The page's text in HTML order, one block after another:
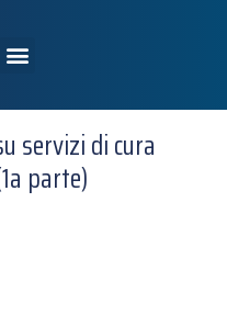
servizi di cura
parte)